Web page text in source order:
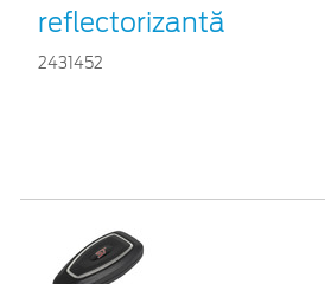
reflectorizantă
2431452